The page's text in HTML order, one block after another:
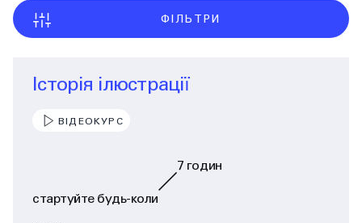
ФІЛЬТРИ
Історія ілюстрації
ВІДЕОКУРС
стартуйте будь-коли
7 годин